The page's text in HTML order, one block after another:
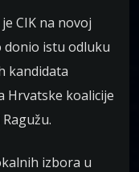
CIK na novoj
donio istu odluku
kandidata
Hrvatske koalicije
izbora u